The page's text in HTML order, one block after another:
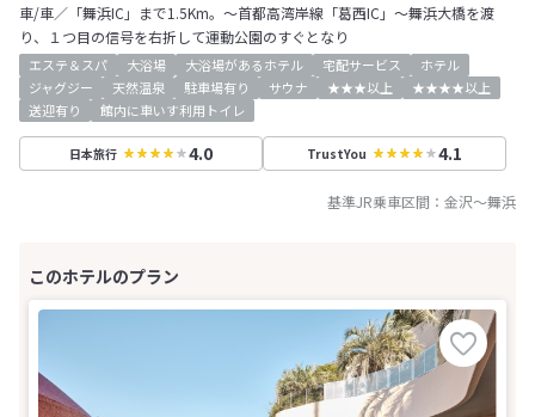
車/車／「舞浜IC」まで1.5Km。～首都高湾岸線「葛西IC」～舞浜大橋を渡
り、１つ目の信号を右折して運動公園のすぐとなり
エステ＆スパ 大浴場 大浴場があるホテル 宅配サービス
ホテル
ジャグジー
天然温泉 駐車場有り サウナ ★★★以上
★★★★以上
送迎有り
館内に車いす利用トイレ
日本旅行 4.0 TrustYou 4.1
基準JR乗車区間： 金沢～舞浜